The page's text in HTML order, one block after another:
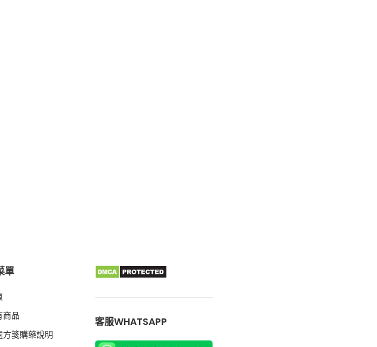
單
商品
方箋購藥說明
客服WHATSAPP